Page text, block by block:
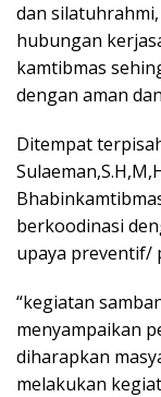
dan
hubungan
kamtibmas
dengan aman
Ditempat
berkoodinasi
upaya preventif/
“kegiatan
menyampaikan
diharapkan
melakukan